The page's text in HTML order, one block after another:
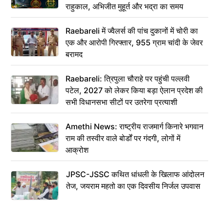
राहुकाल, अभिजीत मुहूर्त और भद्रा का समय
Raebareli में ज्वैलर्स की पांच दुकानों में चोरी का
एक और आरोपी गिरफ्तार, 955 ग्राम चांदी के जेवर
बरामद
Raebareli: त्रिपुला चौराहे पर पहुंची पल्लवी
पटेल, 2027 को लेकर किया बड़ा ऐलान प्रदेश की
सभी विधानसभा सीटों पर उतरेगा प्रत्याशी
Amethi News: राष्ट्रीय राजमार्ग किनारे भगवान
राम की तस्वीर वाले बोर्डों पर गंदगी, लोगों में
आक्रोश
JPSC-JSSC कथित धांधली के खिलाफ आंदोलन
तेज, जयराम महतो का एक दिवसीय निर्जल उपवास